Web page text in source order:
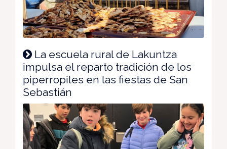
La escuela rural de Lakuntza
impulsa el reparto tradición de los
piperropiles en las fiestas de San
Sebastián